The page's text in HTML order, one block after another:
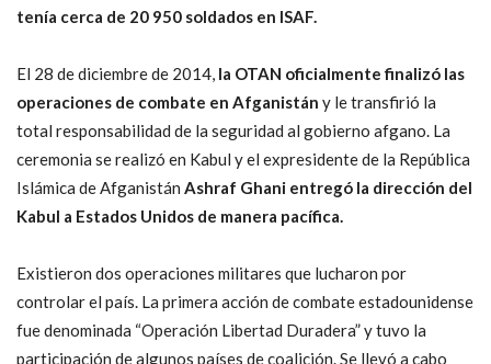
tenía cerca de 20 950 soldados en ISAF.
El 28 de diciembre de 2014, la OTAN oficialmente finalizó las
operaciones de combate en Afganistán y le transfirió la
total responsabilidad de la seguridad al gobierno afgano. La
ceremonia se realizó en Kabul y el expresidente de la República
Islámica de Afganistán Ashraf Ghani entregó la dirección del
Kabul a Estados Unidos de manera pacífica.
Existieron dos operaciones militares que lucharon por
controlar el país. La primera acción de combate estadounidense
fue denominada “Operación Libertad Duradera” y tuvo la
participación de algunos países de coalición. Se llevó a cabo